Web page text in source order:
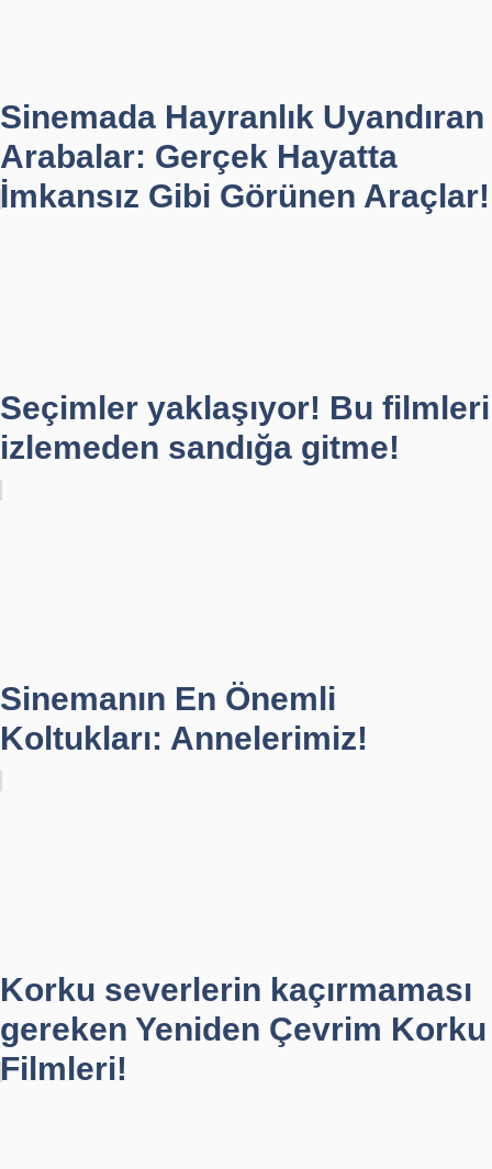
Sinemada Hayranlık Uyandıran
Arabalar: Gerçek Hayatta
İmkansız Gibi Görünen Araçlar!
Seçimler yaklaşıyor! Bu filmleri
izlemeden sandığa gitme!
Sinemanın En Önemli
Koltukları: Annelerimiz!
Korku severlerin kaçırmaması
gereken Yeniden Çevrim Korku
Filmleri!